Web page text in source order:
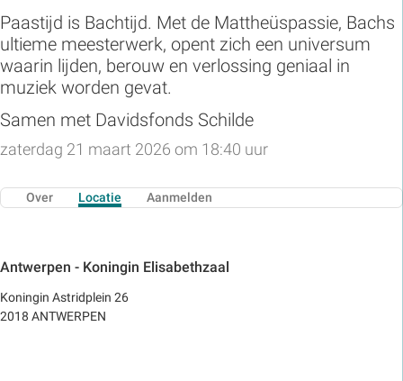
Paastijd is Bachtijd. Met de Mattheüspassie, Bachs
ultieme meesterwerk, opent zich een universum
waarin lijden, berouw en verlossing geniaal in
muziek worden gevat.
Samen met Davidsfonds Schilde
zaterdag 21 maart 2026 om 18:40 uur
Over Locatie Aanmelden
Antwerpen - Koningin Elisabethzaal
Koningin Astridplein 26
2018 ANTWERPEN